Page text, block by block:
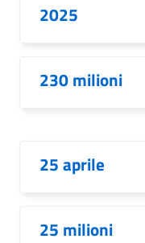
2025
230 milioni
25 aprile
25 milioni